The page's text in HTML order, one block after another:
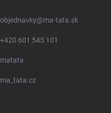
objednavky@ma-tata.sk
+420 601 545 101
matata
ma_tata.cz